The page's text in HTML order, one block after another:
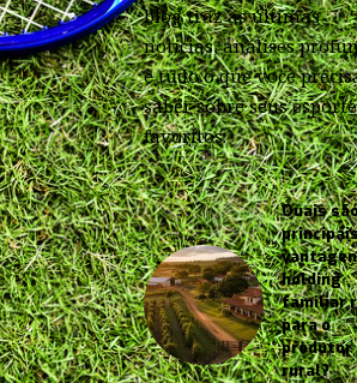
blog traz as últimas
notícias, análises
e tudo o que você
saber sobre seus
favoritos.
Quais
holding
familiar
para o
produtor
rural?